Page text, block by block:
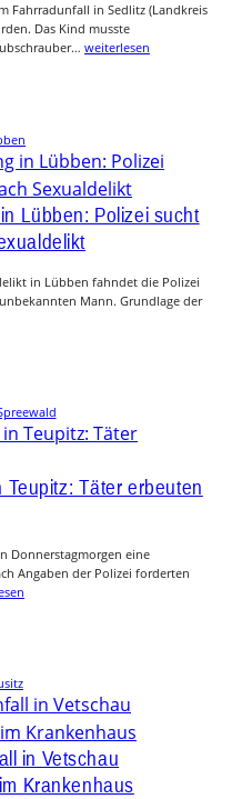
Fahrradunfall in Sedlitz (Landkreis
Das Kind musste
weiterlesen
Lübben: Polizei sucht
in Lübben fahndet die Polizei
Mann. Grundlage der
Teupitz: Täter erbeuten
Donnerstagmorgen eine
Angaben der Polizei forderten
in Vetschau
Krankenhaus